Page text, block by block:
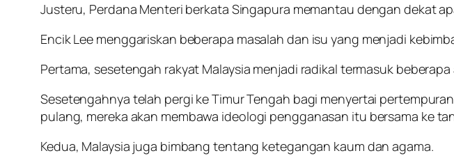
Justeru, Perdana Menteri berkata Singapura memantau dengan dekat
Encik Lee menggariskan beberapa masalah dan isu yang menjadi
Pertama, sesetengah rakyat Malaysia menjadi radikal termasuk
Sesetengahnya telah pergi ke Timur Tengah bagi menyertai
pulang, mereka akan membawa ideologi pengganasan itu bersama ke
Kedua, Malaysia juga bimbang tentang ketegangan kaum dan agama.